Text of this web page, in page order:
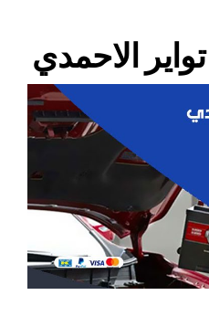
الاحمدي